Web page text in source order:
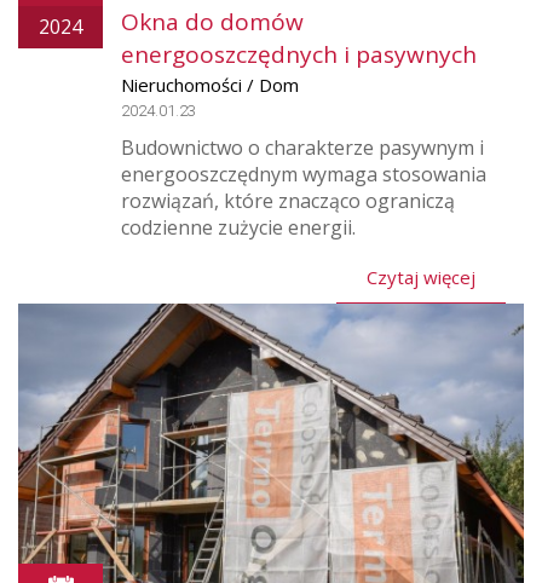
2024
Okna do domów
energooszczędnych i pasywnych
Nieruchomości / Dom
2024.01.23
Budownictwo o charakterze pasywnym i
energooszczędnym wymaga stosowania
rozwiązań, które znacząco ograniczą
codzienne zużycie energii.
Czytaj więcej